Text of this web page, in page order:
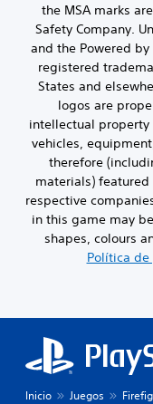
the MSA marks
Safety Company.
and the Powered
registered
States and
logos are
intellectual
vehicles,
therefore
materials)
respective
in this game may
shapes, colours
Política de
Inicio Juegos